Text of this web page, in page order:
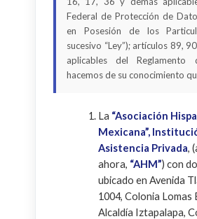
Federal de Protección de
en Posesión de los
sucesivo “Ley”); artículos 89,
aplicables del Reglamento
hacemos de su conocimiento
La “Asociación
Mexicana”,
Asistencia Privada,
ahora, “AHM”) con
ubicado en Avenida
1004, Colonia Lomas
Alcaldía Iztapalapa,